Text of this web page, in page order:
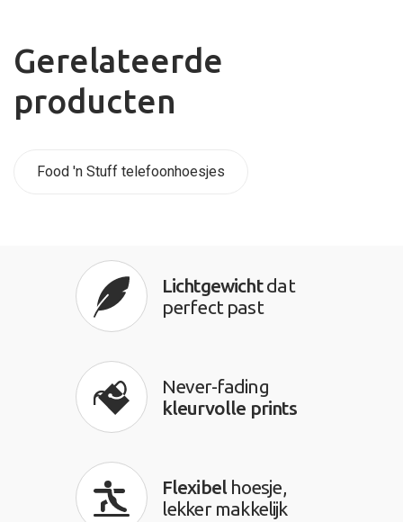
Gerelateerde
producten
Food 'n Stuff telefoonhoesjes
Lichtgewichtdat
perfect past
Never-fading
kleurvolle prints
Flexibel hoesje,
lekker makkelijk